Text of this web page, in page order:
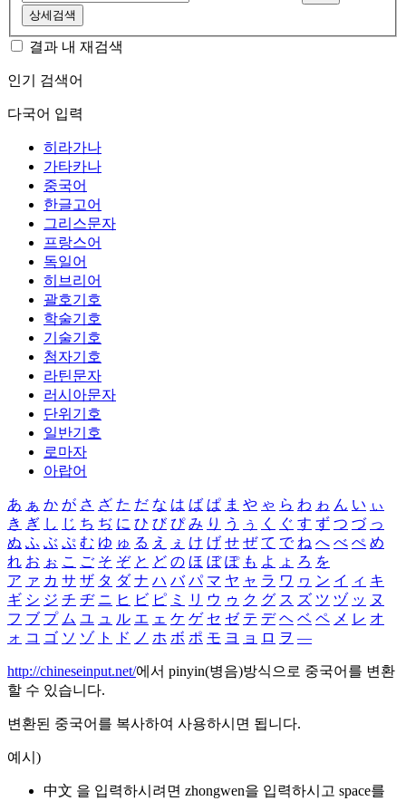
상세검색
결과 내 재검색
인기 검색어
다국어 입력
히라가나
가타카나
중국어
한글고어
그리스문자
프랑스어
독일어
히브리어
괄호기호
학술기호
기술기호
첨자기호
라틴문자
러시아문자
단위기호
일반기호
로마자
아랍어
あ ぁ か が さ ざ た だ な は ば ぱ ま や ゃ ら わ ゎ ん い ぃ
き ぎ し じ ち ぢ に ひ び ぴ み り う ぅ く ぐ す ず つ づ っ
ぬ ふ ぶ ぷ む ゆ ゅ る え ぇ け げ せ ぜ て で ね へ べ ぺ め
れ お ぉ こ ご そ ぞ と ど の ほ ぼ ぽ も よ ょ ろ を
ア ァ カ サ ザ タ ダ ナ ハ バ パ マ ヤ ャ ラ ワ ヮ ン イ ィ キ
ギ シ ジ チ ヂ ニ ヒ ビ ピ ミ リ ウ ゥ ク グ ス ズ ツ ヅ ッ ヌ
フ ブ プ ム ユ ュ ル エ ェ ケ ゲ セ ゼ テ デ ヘ ベ ペ メ レ オ
ォ コ ゴ ソ ゾ ト ド ノ ホ ボ ポ モ ヨ ョ ロ ヲ ―
http://chineseinput.net/에서 pinyin(병음)방식으로 중국어를 변환
할 수 있습니다.
변환된 중국어를 복사하여 사용하시면 됩니다.
예시)
中文 을 입력하시려면 zhongwen을 입력하시고 space를